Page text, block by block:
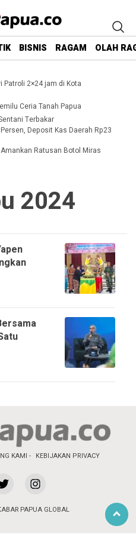
BISNIS RAGAM OLAH
Patroli 2×24 jam di Kota
Ceria Tanah Papua
Terbakar
Deposit Kas Daerah Rp23
Ratusan Botol Miras
2024
KAMI KEBIJAKAN PRIVACY
PAPUA GLOBAL